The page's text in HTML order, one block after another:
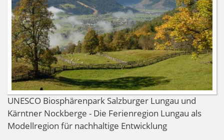
UNESCO Biosphärenpark Salzburger Lungau und
Kärntner Nockberge - Die Ferienregion Lungau als
Modellregion für nachhaltige Entwicklung